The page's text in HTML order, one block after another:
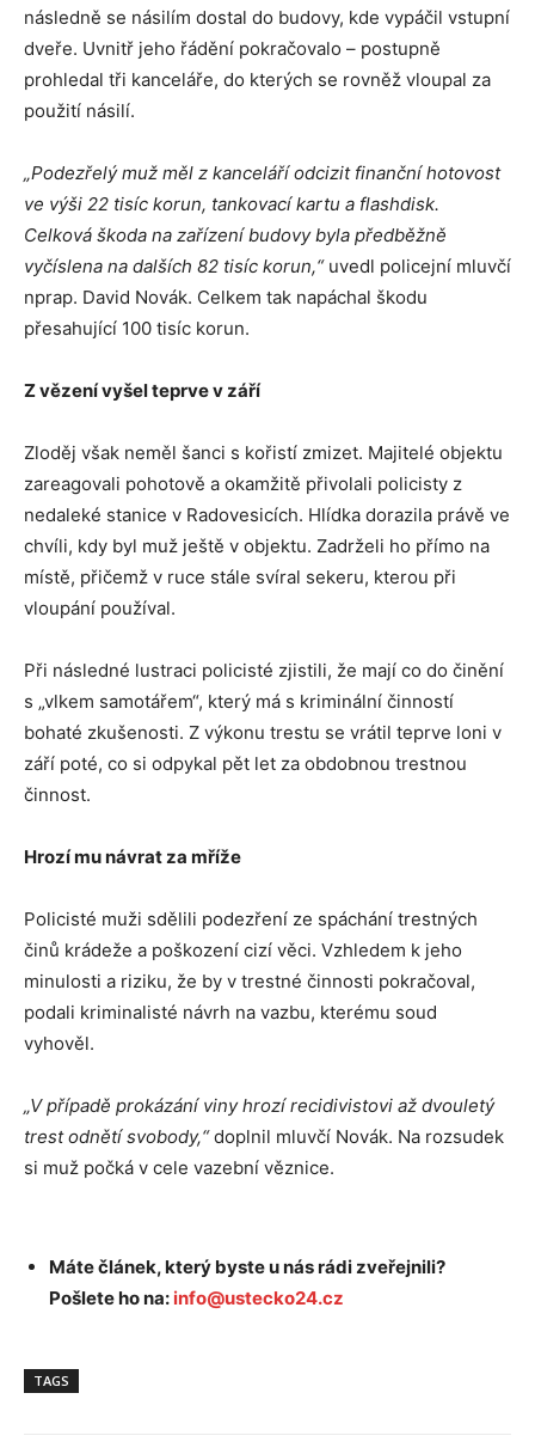
následně se násilím dostal do budovy, kde vypáčil vstupní
dveře. Uvnitř jeho řádění pokračovalo – postupně
prohledal tři kanceláře, do kterých se rovněž vloupal za
použití násilí.
„Podezřelý muž měl z kanceláří odcizit finanční hotovost
ve výši 22 tisíc korun, tankovací kartu a flashdisk.
Celková škoda na zařízení budovy byla předběžně
vyčíslena na dalších 82 tisíc korun,“uvedl policejní mluvčí
nprap. David Novák. Celkem tak napáchal škodu
přesahující 100 tisíc korun.
Z vězení vyšel teprve v září
Zloděj však neměl šanci s kořistí zmizet. Majitelé objektu
zareagovali pohotově a okamžitě přivolali policisty z
nedaleké stanice v Radovesicích. Hlídka dorazila právě ve
chvíli, kdy byl muž ještě v objektu. Zadrželi ho přímo na
místě, přičemž v ruce stále svíral sekeru, kterou při
vloupání používal.
Při následné lustraci policisté zjistili, že mají co do činění
s „vlkem samotářem“, který má s kriminální činností
bohaté zkušenosti. Z výkonu trestu se vrátil teprve loni v
září poté, co si odpykal pět let za obdobnou trestnou
činnost.
Hrozí mu návrat za mříže
Policisté muži sdělili podezření ze spáchání trestných
činů krádeže a poškození cizí věci. Vzhledem k jeho
minulosti a riziku, že by v trestné činnosti pokračoval,
podali kriminalisté návrh na vazbu, kterému soud
vyhověl.
„V případě prokázání viny hrozí recidivistovi až dvouletý
trest odnětí svobody,“doplnil mluvčí Novák. Na rozsudek
si muž počká v cele vazební věznice.
Máte článek, který byste u nás rádi zveřejnili?
Pošlete ho na: info@ustecko24.cz
TAGS